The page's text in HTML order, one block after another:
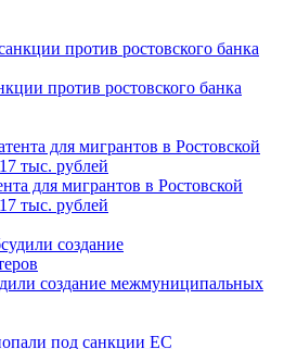
против ростовского банка
для мигрантов в Ростовской
тыс. рублей
создание межмуниципальных